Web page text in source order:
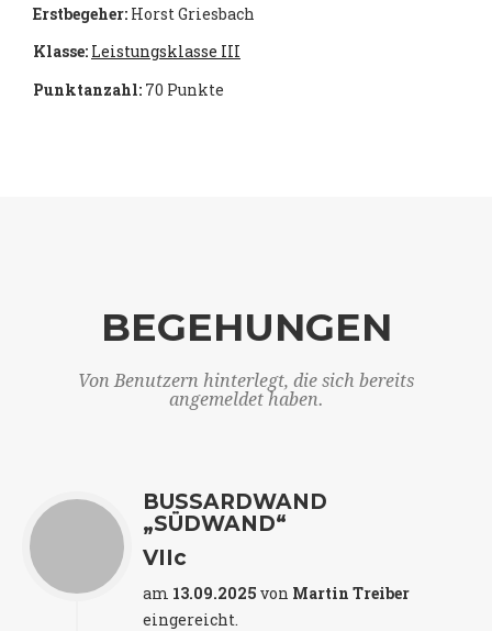
Erstbegeher: Horst Griesbach
Klasse: Leistungsklasse III
Punktanzahl: 70 Punkte
BEGEHUNGEN
Von Benutzern hinterlegt, die sich bereits
angemeldet haben.
BUSSARDWAND
„SÜDWAND“
VIIc
am 13.09.2025 von Martin Treiber
eingereicht.